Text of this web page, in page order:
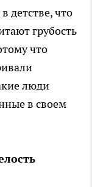
детстве, что
грубость
что
люди
в своем